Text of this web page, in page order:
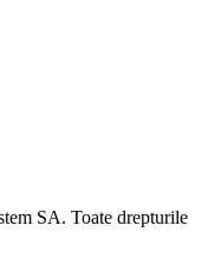
SA. Toate drepturile